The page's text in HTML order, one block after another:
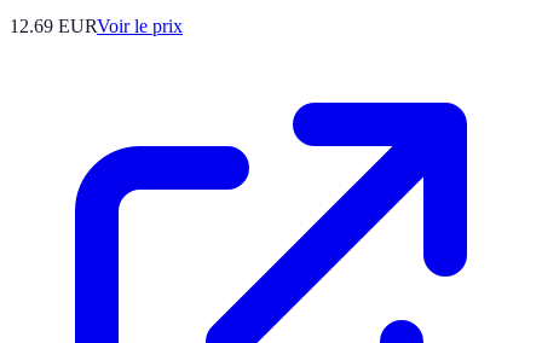
12.69 EURVoir le prix